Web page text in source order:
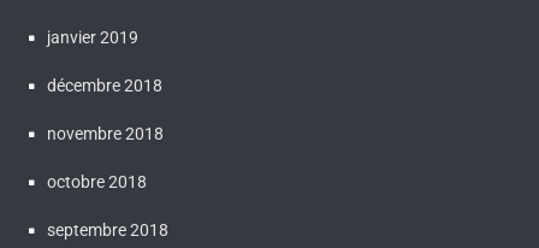
janvier 2019
décembre 2018
novembre 2018
octobre 2018
septembre 2018